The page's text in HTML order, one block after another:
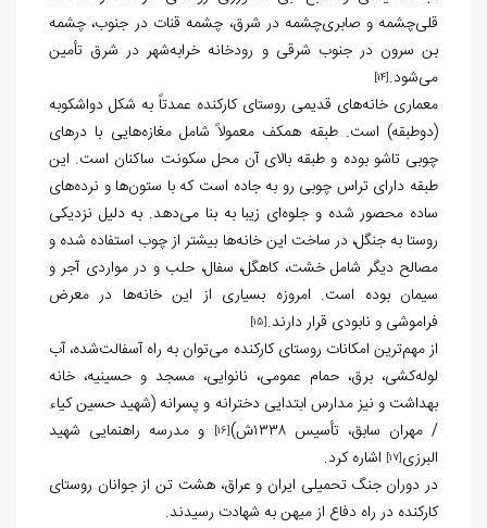
قلی‌چشمه و صابری‌چشمه در شرق، چشمه قنات در جنوب، چشمه
بن سرون در جنوب شرقی و رودخانه خرابه‌شهر در شرق تأمین
می‌شود.[14]
معماری خانه‌های قدیمی روستای کارکنده عمدتاً به شکل دواشکوبه
(دوطبقه) است. طبقه همکف معمولاً شامل مغازه‌هایی با درهای
چوبی تاشو بوده و طبقه بالای آن محل سکونت ساکنان است. این
طبقه دارای تراس چوبی رو به جاده است که با ستون‌ها و نرده‌های
ساده محصور شده و جلوه‌ای زیبا به بنا می‌دهد. به دلیل نزدیکی
روستا به جنگل، در ساخت این خانه‌ها بیشتر از چوب استفاده شده و
مصالح دیگر شامل خشت، کاهگل، سفال، حلب و در مواردی آجر و
سیمان بوده است. امروزه بسیاری از این خانه‌ها در معرض
فراموشی و نابودی قرار دارند.[15]
از مهم‌ترین امکانات روستای کارکنده می‌توان به راه آسفالت‌شده، آب
لوله‌کشی، برق، حمام عمومی، نانوایی، مسجد و حسینیه، خانه
بهداشت و نیز مدارس ابتدایی دخترانه و پسرانه (شهید حسین کیاء
/ مهران سابق، تأسیس ۱۳۳۸ش)
[16]
و مدرسه راهنمایی شهید
البرزی[17]
اشاره کرد.
در دوران جنگ تحمیلی ایران و عراق، هشت تن از جوانان روستای
کارکنده در راه دفاع از میهن به شهادت رسیدند.